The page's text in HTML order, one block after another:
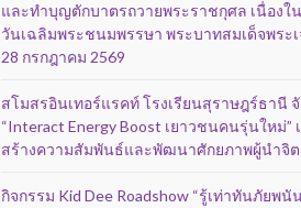
และทำบุญตักบาตรถวายพระราชกุศล เนื่องใ
วันเฉลิมพระชนมพรรษา พระบาทสมเด็จพระ
28 กรกฎาคม 2569
สโมสรอินเทอร์แรคท์ โรงเรียนสุราษฎร์ธานี
“Interact Energy Boost เยาวชนคนรุ่นใหม่”
สร้างความสัมพันธ์และพัฒนาศักยภาพผู้นำจิต
กิจกรรม Kid Dee Roadshow “รู้เท่าทันภัยพนั